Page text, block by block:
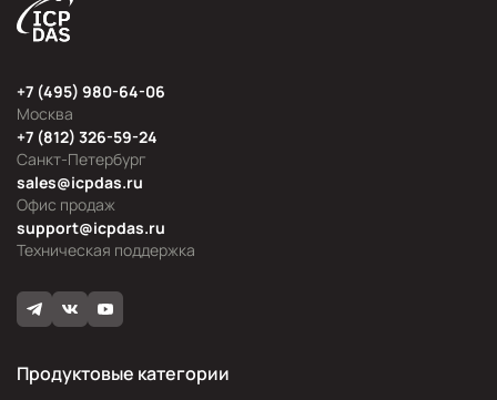
Москва
+7 (495) 980-64-06
Офис продаж
sales@icpdas.ru
Санкт-Петербург
+7 (812) 326-59-24
Техническая поддержка
support@icpdas.ru
Продуктовые категории